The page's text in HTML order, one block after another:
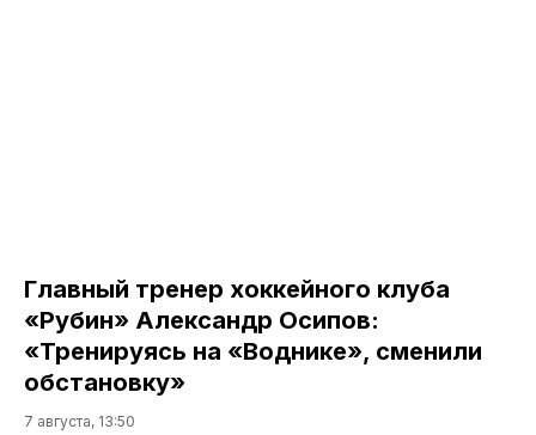
Главный тренер хоккейного клуба
«Рубин» Александр Осипов:
«Тренируясь на «Воднике», сменили
обстановку»
7 августа, 13:50